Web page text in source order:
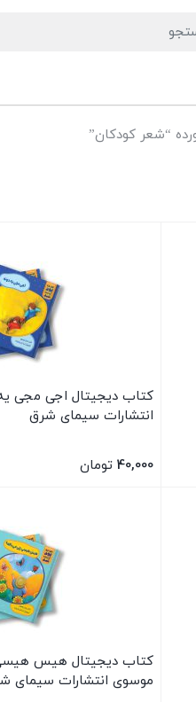
“شعر کودکان”
کتاب دیجیتال اجی مجی
انتشارات سیمای شرق
40,000 تومان
کتاب دیجیتال هیس هیسی
موسوی انتشارات سیمای